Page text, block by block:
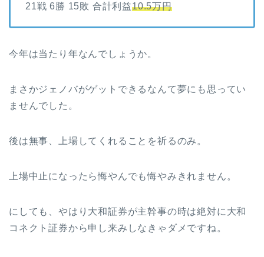
21戦 6勝 15敗 合計利益10.5万円
今年は当たり年なんでしょうか。
まさかジェノバがゲットできるなんて夢にも思ってい
ませんでした。
後は無事、上場してくれることを祈るのみ。
上場中止になったら悔やんでも悔やみきれません。
にしても、やはり大和証券が主幹事の時は絶対に大和
コネクト証券から申し来みしなきゃダメですね。